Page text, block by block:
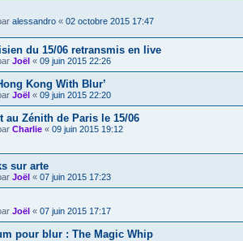
alessandro « 02 octobre 2015 17:47
du 15/06 retransmis en live
Joël « 09 juin 2015 22:26
Kong With Blur’
Joël « 09 juin 2015 22:20
au Zénith de Paris le 15/06
Charlie « 09 juin 2015 19:12
sur arte
Joël « 07 juin 2015 17:23
Joël « 07 juin 2015 17:17
pour blur : The Magic Whip